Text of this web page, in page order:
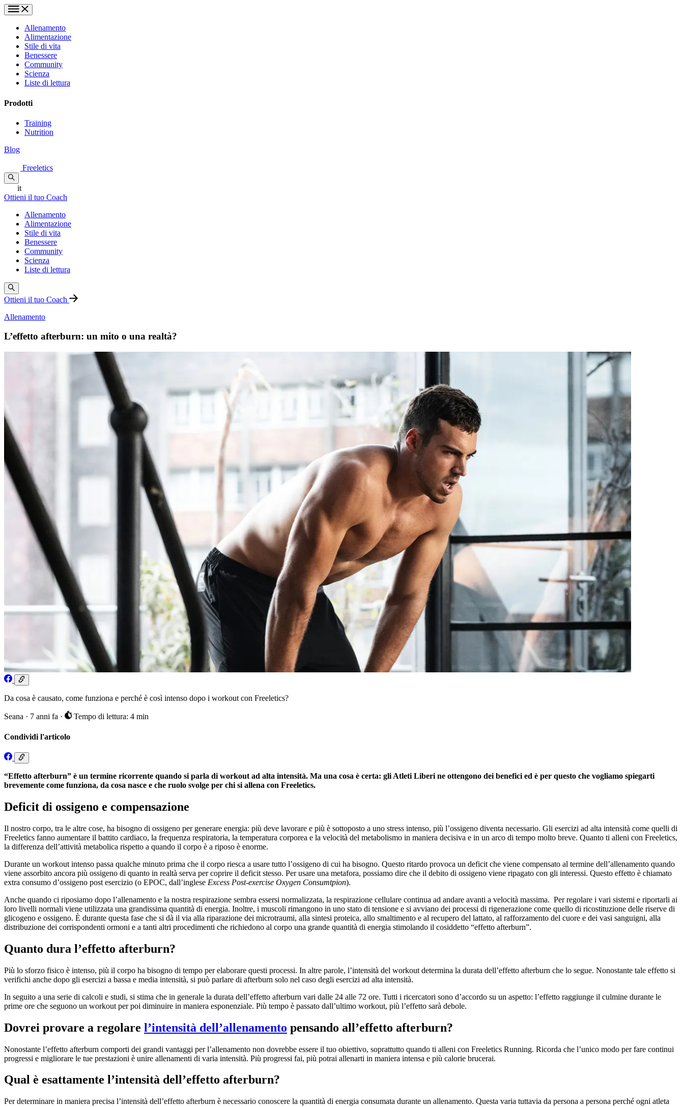
Allenamento
Alimentazione
Stile di vita
Benessere
Community
Scienza
Liste di lettura
Prodotti
Training
Nutrition
Blog
Freeletics
it
Ottieni il tuo Coach
Allenamento
Alimentazione
Stile di vita
Benessere
Community
Scienza
Liste di lettura
Ottieni il tuo Coach
Allenamento
L’effetto afterburn: un mito o una realtà?
Da cosa è causato, come funziona e perché è così intenso dopo i workout con Freeletics?
Seana · 7 anni fa · Tempo di lettura: 4 min
Condividi l'articolo
“Effetto afterburn” è un termine ricorrente quando si parla di workout ad alta intensità. Ma una cosa è certa: gli Atleti Liberi ne ottengono dei benefici ed è per questo che vogliamo spiegarti
brevemente come funziona, da cosa nasce e che ruolo svolge per chi si allena con Freeletics.
Deficit di ossigeno e compensazione
Il nostro corpo, tra le altre cose, ha bisogno di ossigeno per generare energia: più deve lavorare e più è sottoposto a uno stress intenso, più l’ossigeno diventa necessario. Gli esercizi ad alta intensità come quelli di
Freeletics fanno aumentare il battito cardiaco, la frequenza respiratoria, la temperatura corporea e la velocità del metabolismo in maniera decisiva e in un arco di tempo molto breve. Quanto ti alleni con Freeletics,
la differenza dell’attività metabolica rispetto a quando il corpo è a riposo è enorme.
Durante un workout intenso passa qualche minuto prima che il corpo riesca a usare tutto l’ossigeno di cui ha bisogno. Questo ritardo provoca un deficit che viene compensato al termine dell’allenamento quando
viene assorbito ancora più ossigeno di quanto in realtà serva per coprire il deficit stesso. Per usare una metafora, possiamo dire che il debito di ossigeno viene ripagato con gli interessi. Questo effetto è chiamato
extra consumo d’ossigeno post esercizio (o EPOC, dall’inglese Excess Post-exercise Oxygen Consumtpion).
Anche quando ci riposiamo dopo l’allenamento e la nostra respirazione sembra essersi normalizzata, la respirazione cellulare continua ad andare avanti a velocità massima. Per regolare i vari sistemi e riportarli ai
loro livelli normali viene utilizzata una grandissima quantità di energia. Inoltre, i muscoli rimangono in uno stato di tensione e si avviano dei processi di rigenerazione come quello di ricostituzione delle riserve di
glicogeno e ossigeno. È durante questa fase che si dà il via alla riparazione dei microtraumi, alla sintesi proteica, allo smaltimento e al recupero del lattato, al rafforzamento del cuore e dei vasi sanguigni, alla
distribuzione dei corrispondenti ormoni e a tanti altri procedimenti che richiedono al corpo una grande quantità di energia stimolando il cosiddetto “effetto afterburn”.
Quanto dura l’effetto afterburn?
Più lo sforzo fisico è intenso, più il corpo ha bisogno di tempo per elaborare questi processi. In altre parole, l’intensità del workout determina la durata dell’effetto afterburn che lo segue. Nonostante tale effetto si
verifichi anche dopo gli esercizi a bassa e media intensità, si può parlare di afterburn solo nel caso degli esercizi ad alta intensità.
In seguito a una serie di calcoli e studi, si stima che in generale la durata dell’effetto afterburn vari dalle 24 alle 72 ore. Tutti i ricercatori sono d’accordo su un aspetto: l’effetto raggiunge il culmine durante le
prime ore che seguono un workout per poi diminuire in maniera esponenziale. Più tempo è passato dall’ultimo workout, più l’effetto sarà debole.
Dovrei provare a regolare l’intensità dell’allenamento pensando all’effetto afterburn?
Nonostante l’effetto afterburn comporti dei grandi vantaggi per l’allenamento non dovrebbe essere il tuo obiettivo, soprattutto quando ti alleni con Freeletics Running. Ricorda che l’unico modo per fare continui
progressi e migliorare le tue prestazioni è unire allenamenti di varia intensità. Più progressi fai, più potrai allenarti in maniera intensa e più calorie brucerai.
Qual è esattamente l’intensità dell’effetto afterburn?
Per determinare in maniera precisa l’intensità dell’effetto afterburn è necessario conoscere la quantità di energia consumata durante un allenamento. Questa varia tuttavia da persona a persona perché ogni atleta